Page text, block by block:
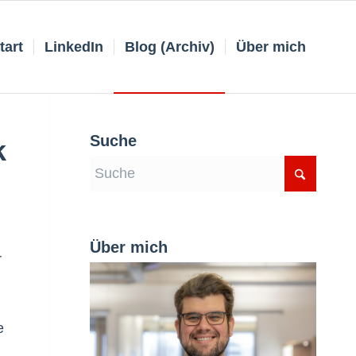
LinkedIn Blog (Archiv) Über mich
Suche
Über mich